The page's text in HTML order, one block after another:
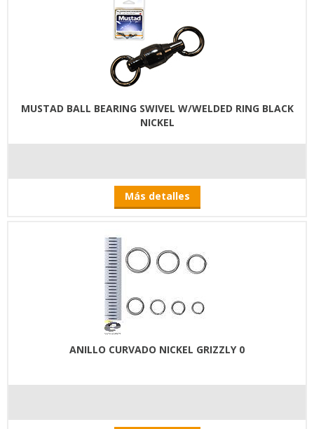
MUSTAD BALL BEARING SWIVEL W/WELDED RING BLACK
NICKEL
Más detalles
ANILLO CURVADO NICKEL GRIZZLY 0